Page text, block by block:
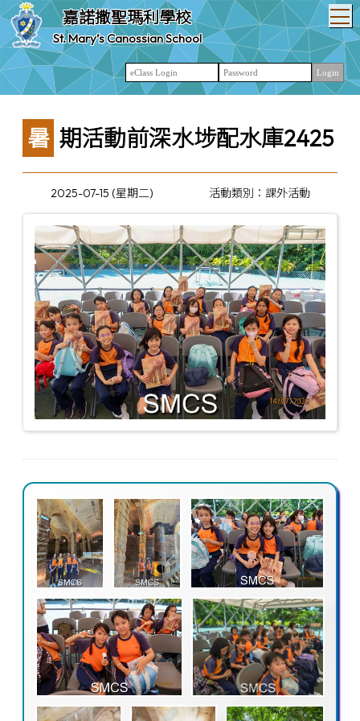
嘉諾撒聖瑪利學校
St. Mary’s Canossian School
暑期活動前深水埗配水庫2425
2025-07-15 (星期二) 活動類別：課外活動